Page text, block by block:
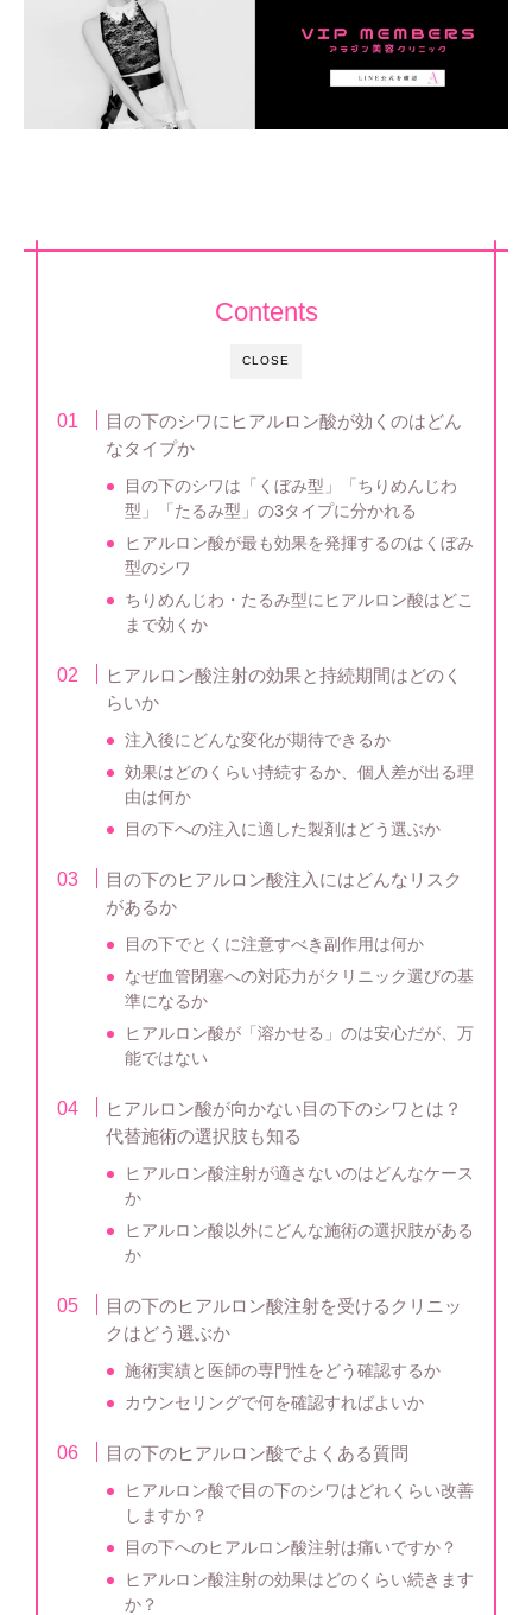
CLOSE
Contents
目の下のシワにヒアルロン酸が効くのはどん
なタイプか
目の下のシワは「くぼみ型」「ちりめんじわ
型」「たるみ型」の3タイプに分かれる
ヒアルロン酸が最も効果を発揮するのはくぼみ
型のシワ
ちりめんじわ・たるみ型にヒアルロン酸はどこ
まで効くか
ヒアルロン酸注射の効果と持続期間はどのく
らいか
注入後にどんな変化が期待できるか
効果はどのくらい持続するか、個人差が出る理
由は何か
目の下への注入に適した製剤はどう選ぶか
目の下のヒアルロン酸注入にはどんなリスク
があるか
目の下でとくに注意すべき副作用は何か
なぜ血管閉塞への対応力がクリニック選びの基
準になるか
ヒアルロン酸が「溶かせる」のは安心だが、万
能ではない
ヒアルロン酸が向かない目の下のシワとは？
代替施術の選択肢も知る
ヒアルロン酸注射が適さないのはどんなケース
か
ヒアルロン酸以外にどんな施術の選択肢がある
か
目の下のヒアルロン酸注射を受けるクリニッ
クはどう選ぶか
施術実績と医師の専門性をどう確認するか
カウンセリングで何を確認すればよいか
目の下のヒアルロン酸でよくある質問
ヒアルロン酸で目の下のシワはどれくらい改善
しますか？
目の下へのヒアルロン酸注射は痛いですか？
ヒアルロン酸注射の効果はどのくらい続きます
か？